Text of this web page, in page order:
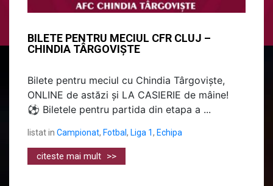
BILETE PENTRU MECIUL CFR CLUJ –
CHINDIA TÂRGOVIȘTE
Bilete pentru meciul cu Chindia Târgoviște,
ONLINE de astăzi și LA CASIERIE de mâine!
⚽ Biletele pentru partida din etapa a ...
listat in Campionat, Fotbal , Liga 1, Echipa
citeste mai mult >>